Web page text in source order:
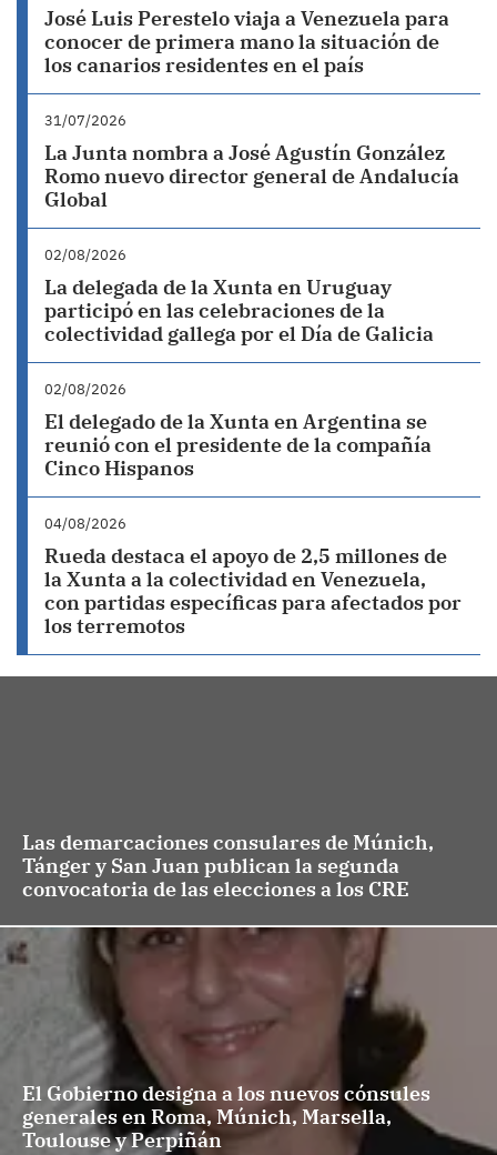
José Luis Perestelo viaja a Venezuela para
conocer de primera mano la situación de
los canarios residentes en el país
31/07/2026
La Junta nombra a José Agustín González
Romo nuevo director general de Andalucía
Global
02/08/2026
La delegada de la Xunta en Uruguay
participó en las celebraciones de la
colectividad gallega por el Día de Galicia
02/08/2026
El delegado de la Xunta en Argentina se
reunió con el presidente de la compañía
Cinco Hispanos
04/08/2026
Rueda destaca el apoyo de 2,5 millones de
la Xunta a la colectividad en Venezuela,
con partidas específicas para afectados por
los terremotos
Las demarcaciones consulares de Múnich,
Tánger y San Juan publican la segunda
convocatoria de las elecciones a los CRE
El Gobierno designa a los nuevos cónsules
generales en Roma, Múnich, Marsella,
Toulouse y Perpiñán